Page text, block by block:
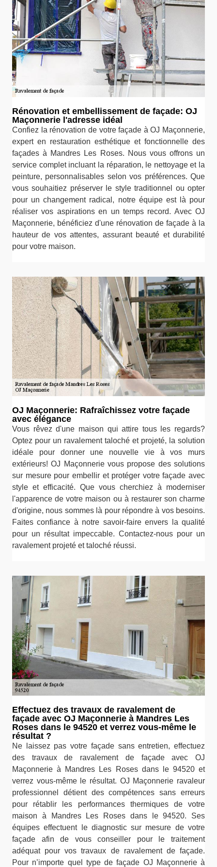
Rénovation et embellissement de façade: OJ
Maçonnerie l'adresse idéal
Confiez la rénovation de votre façade à OJ Maçonnerie,
expert en restauration esthétique et fonctionnelle des
façades à Mandres Les Roses. Nous vous offrons un
service complet incluant la réparation, le nettoyage et la
peinture, personnalisables selon vos préférences. Que
vous souhaitiez préserver le style traditionnel ou opter
pour un changement radical, notre équipe est là pour
réaliser vos aspirations en un temps record. Avec OJ
Maçonnerie, bénéficiez d'une rénovation de façade à la
hauteur de vos attentes, assurant beauté et durabilité
pour votre maison.
OJ Maçonnerie: Rafraîchissez votre façade
avec élégance
Vous rêvez d'une maison qui attire tous les regards?
Optez pour un ravalement taloché et projeté, la solution
idéale pour donner une nouvelle vie à vos murs
extérieurs! OJ Maçonnerie vous propose des solutions
sur mesure pour embellir et protéger votre façade avec
style et efficacité. Que vous cherchiez à moderniser
l'apparence de votre maison ou à restaurer son charme
d'origine, nous sommes là pour répondre à vos besoins.
Faites confiance à notre savoir-faire envers la qualité
pour un résultat impeccable. Contactez-nous pour un
ravalement projeté et taloché réussi.
Effectuez des travaux de ravalement de
façade avec OJ Maçonnerie à Mandres Les
Roses dans le 94520 et verrez vous-même le
résultat ?
Ne laissez pas votre façade sans entretien, effectuez
des travaux de ravalement de façade avec OJ
Maçonnerie à Mandres Les Roses dans le 94520 et
verrez vous-même le résultat. OJ Maçonnerie ravaleur
professionnel détient des compétences sans erreurs
pour rétablir les performances thermiques de votre
maison à Mandres Les Roses dans le 94520. Ses
équipes effectuent le diagnostic sur mesure de votre
façade afin de vous conseiller pour le traitement
adéquat pour vos travaux de ravalement de façade.
Pour n’importe quel type de façade OJ Maçonnerie à